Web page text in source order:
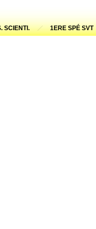
SCIENTI. 1ERE SPÉ SVT